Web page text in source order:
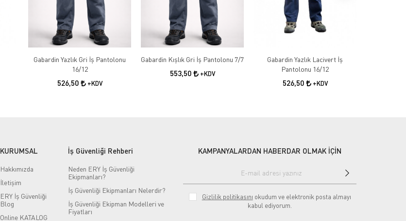
Gabardin Yazlık Gri İş Pantolonu
16/12
526,50 +KDV
Gabardin Kışlık Gri İş Pantolonu 7/7
553,50 +KDV
Gabardin Yazlık Lacivert İş
Pantolonu 16/12
526,50 +KDV
KURUMSAL
Hakkımızda
İletişim
ERY İş Güvenliği
Blog
Online KATALOG
İş Güvenliği Rehberi
Neden ERY İş Güvenliği
Ekipmanları?
İş Güvenliği Ekipmanları Nelerdir?
İş Güvenliği Ekipman Modelleri ve
Fiyatları
KAMPANYALARDAN HABERDAR OLMAK İÇİN
Gizlilik politikasını okudum ve elektronik posta almayı
kabul ediyorum.